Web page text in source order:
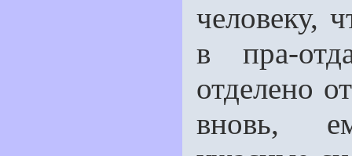
человеку,
в пра-
отделено
вновь,